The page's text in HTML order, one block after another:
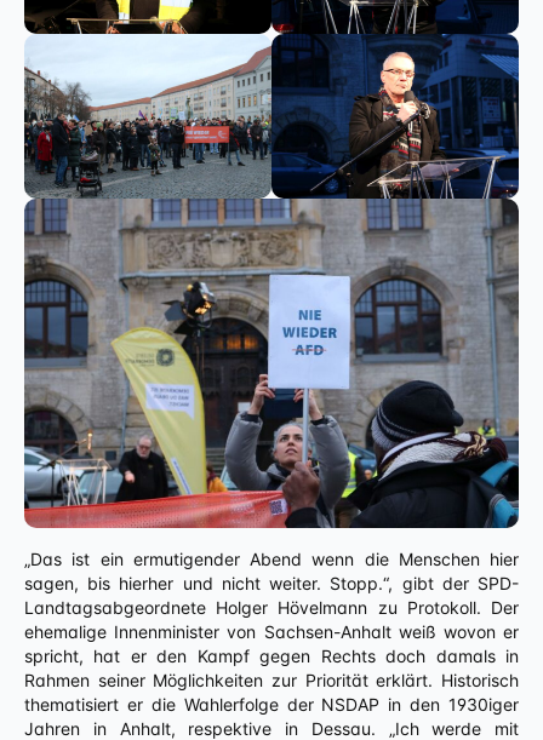
„Das ist ein ermutigender Abend wenn die Menschen hier
sagen, bis hierher und nicht weiter. Stopp.“, gibt der SPD-
Landtagsabgeordnete Holger Hövelmann zu Protokoll. Der
ehemalige Innenminister von Sachsen-Anhalt weiß wovon er
spricht, hat er den Kampf gegen Rechts doch damals in
Rahmen seiner Möglichkeiten zur Priorität erklärt. Historisch
thematisiert er die Wahlerfolge der NSDAP in den 1930iger
Jahren in Anhalt, respektive in Dessau. „Ich werde mit